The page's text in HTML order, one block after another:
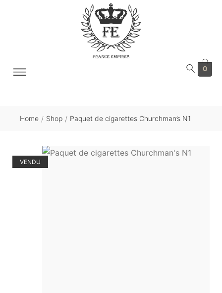
0
Home / Shop / Paquet de cigarettes Churchman’s N1
VENDU